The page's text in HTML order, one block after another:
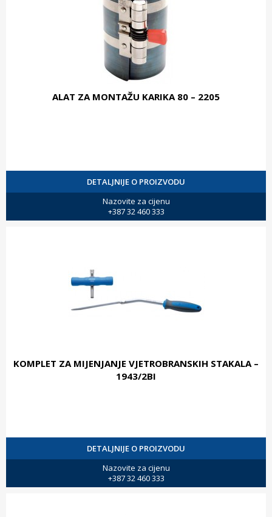
ALAT ZA MONTAŽU KARIKA 80 – 2205
DETALJNIJE O PROIZVODU
Nazovite za cijenu
+387 32 460 333
KOMPLET ZA MIJENJANJE VJETROBRANSKIH STAKALA –
1943/2BI
DETALJNIJE O PROIZVODU
Nazovite za cijenu
+387 32 460 333